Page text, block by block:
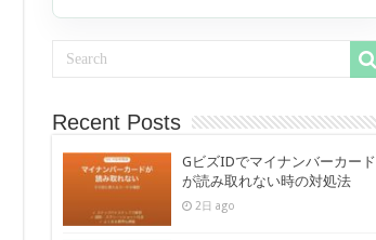
Recent Posts
GビズIDでマイナンバーカード
が読み取れない時の対処法
2日 ago